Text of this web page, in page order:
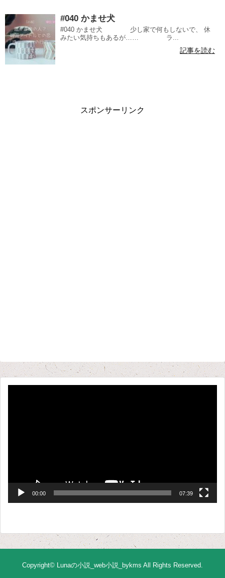
#040 かませ犬
#040 かませ犬 少し家で何もしないで、 休
みたい気持ちもあるが…… ラ...
記事を読む
スポンサーリンク
00:00 07:39
Copyright© Lunaの小説_web小説_bykms All Rights Reserved.